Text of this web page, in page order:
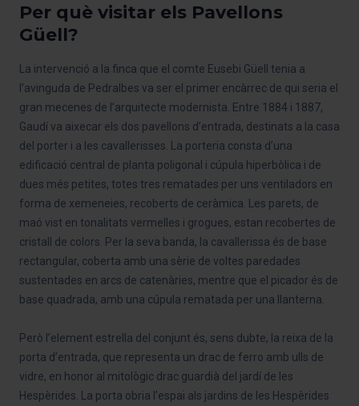
Per què visitar els Pavellons
Güell?
La intervenció a la finca que el comte Eusebi Güell tenia a
l’avinguda de Pedralbes va ser el primer encàrrec de qui seria el
gran mecenes de l’arquitecte modernista. Entre 1884 i 1887,
Gaudí va aixecar els dos pavellons d’entrada, destinats a la casa
del porter i a les cavallerisses. La porteria consta d’una
edificació central de planta poligonal i cúpula hiperbòlica i de
dues més petites, totes tres rematades per uns ventiladors en
forma de xemeneies, recoberts de ceràmica. Les parets, de
maó vist en tonalitats vermelles i grogues, estan recobertes de
cristall de colors. Per la seva banda, la cavallerissa és de base
rectangular, coberta amb una sèrie de voltes paredades
sustentades en arcs de catenàries, mentre que el picador és de
base quadrada, amb una cúpula rematada per una llanterna.
Però l’element estrella del conjunt és, sens dubte, la reixa de la
porta d’entrada, que representa un drac de ferro amb ulls de
vidre, en honor al mitològic drac guardià del jardí de les
Hespèrides. La porta obria l’espai als jardins de les Hespèrides